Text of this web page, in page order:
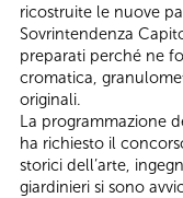
ricostruite le nuove
Sovrintendenza
preparati perché ne
cromatica,
originali.
La programmazione
ha richiesto il
storici dell’arte,
giardinieri si sono